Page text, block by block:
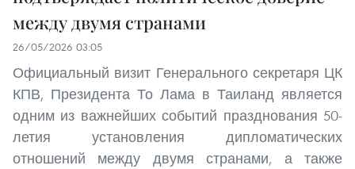
между двумя странами
26/05/2026 03:05
Официальный визит Генерального секретаря ЦК
КПВ, Президента То Лама в Таиланд является
одним из важнейших событий празднования 50-
летия установления дипломатических
отношений между двумя странами, а также